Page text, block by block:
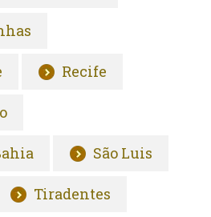
Recife
São Luis
Tiradentes